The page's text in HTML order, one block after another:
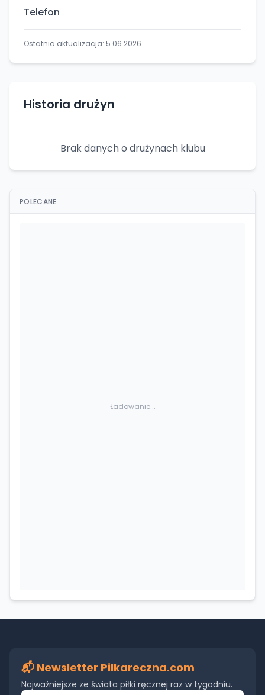
Telefon
Ostatnia aktualizacja: 5.06.2026
Historia drużyn
Brak danych o drużynach klubu
POLECANE
Ładowanie...
📬 Newsletter Pilkareczna.com
Najważniejsze ze świata piłki ręcznej raz w tygodniu.